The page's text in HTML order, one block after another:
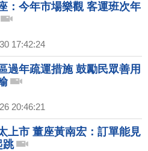
：今年市場樂觀 客運班次年
17:42:24
過年疏運措施 鼓勵民眾善用
20:46:21
上市 董座黃南宏：訂單能見
跳